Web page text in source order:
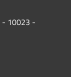
- 10023 -